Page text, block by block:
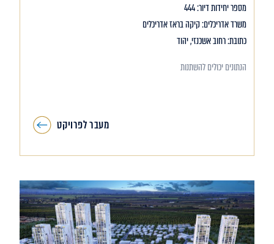
מספר יחידות דיור: 444
משרד אדריכלים: קיקה בראז אדריכלים
כתובת: רחוב אשכנזי, יהוד
הנתונים יכולים להשתנות
מעבר לפרויקט